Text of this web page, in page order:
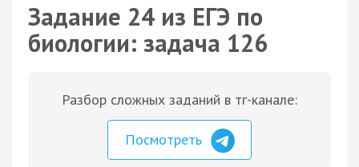
Задание 24 из ЕГЭ по
биологии: задача 126
Разбор сложных заданий в тг-канале:
Посмотреть